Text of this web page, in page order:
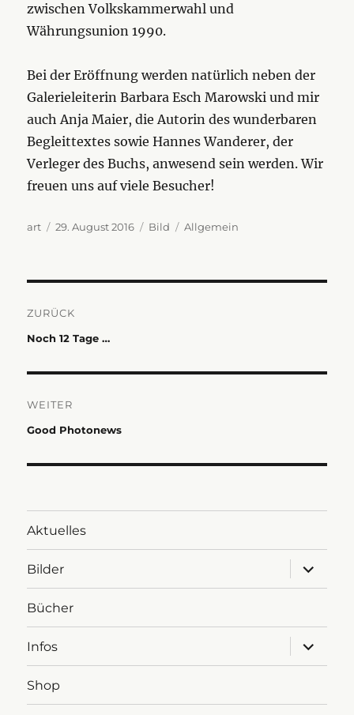
zwischen Volkskammerwahl und
Währungsunion 1990.
Bei der Eröffnung werden natürlich neben der
Galerieleiterin Barbara Esch Marowski und mir
auch Anja Maier, die Autorin des wunderbaren
Begleittextes sowie Hannes Wanderer, der
Verleger des Buchs, anwesend sein werden. Wir
freuen uns auf viele Besucher!
Autor
art
Veröffentlicht
29. August 2016 Format
Bild Kategorien
Allgemein
ZURÜCK
Vorheriger
Noch 12 Tage …
WEITER
Nächster
Good Photonews
Aktuelles
Bilder
anzeigen
Bücher
Infos
anzeigen
Shop